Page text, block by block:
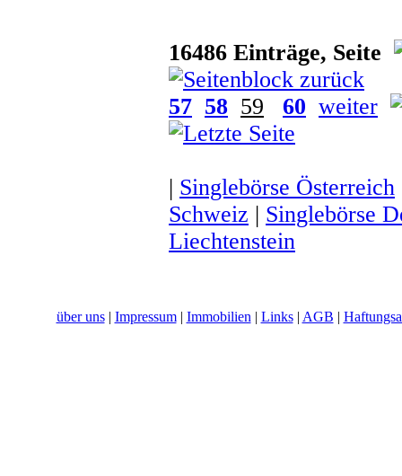
16486 Einträge, Seite
57 58 59 60 weiter
| Singlebörse Österreich
Schweiz | Singlebörse
Liechtenstein
über uns| Impressum| Immobilien | Links| AGB |